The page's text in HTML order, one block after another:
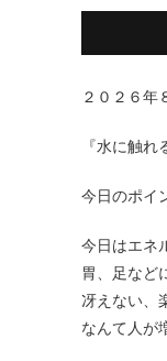
２０２６年
『水に触れ
今日のポイ
今日はエネ
胃、足など
冴えない、
なんて人が